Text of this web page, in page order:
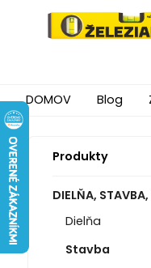
DOMOV Blog
Produkty
DIELŇA,
Dielňa
Stavba